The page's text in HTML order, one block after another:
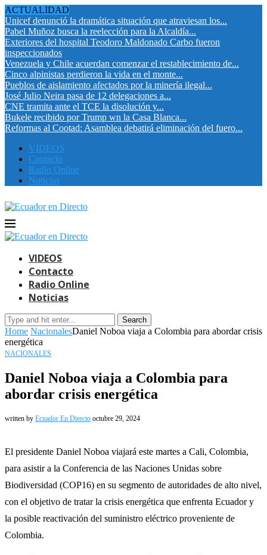
ACTUALIDAD
Unicef denunció la dramática situación que atraviesan los...
Pabel Muñoz busca la reelección para la Alcaldía...
Exteriores del hospital Teodoro Maldonado Carbo fueron
inspeccionados
Venezuela y Chile acuerdan comenzar el restablecimiento de...
Cinco alpinistas perdieron la vida en el monte...
Pueblos de aislamiento afectados por la minería ilegal...
José Julio Neira pasa de 12 delegaciones a...
CNE tramita ante el TCE la disolución y...
Bukele recibido por Trump wn la Casa Blanca...
Reformas al Cootad: Asamblea debatirá eliminación del fuero...
VIDEOS
Contacto
Radio Online
Noticias
VIDEOS
Contacto
Radio Online
Noticias
Search
Home NacionalesDaniel Noboa viaja a Colombia para abordar crisis
energética
NACIONALES
Daniel Noboa viaja a Colombia para
abordar crisis energética
written by Ecuador En Directo octubre 29, 2024
El presidente Daniel Noboa viajará este martes a Cali, Colombia,
para asistir a la Conferencia de las Naciones Unidas sobre
Biodiversidad (COP16) en su segmento de autoridades de alto nivel,
con el objetivo de tratar la crisis energética que enfrenta Ecuador y
la posible reactivación del suministro eléctrico proveniente de
Colombia.